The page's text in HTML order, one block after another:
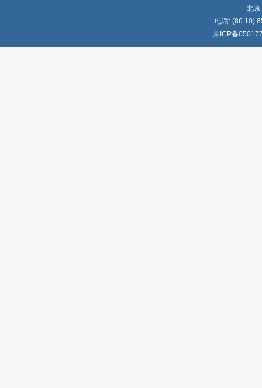
北
电话: (86 10)
京ICP备